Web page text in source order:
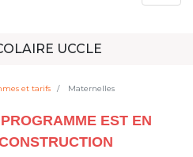
:
bon
UCCLE
Berkendael
et tarifs Maternelles
EST EN